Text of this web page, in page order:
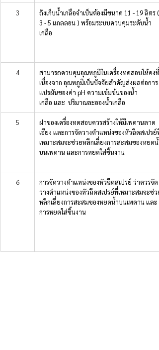
3
ถังเก็บน้ำเกลือจำเป็นต้องมีขนาด 11 - 19 ลิตร (
3 - 5 แกลลอน ) พร้อมระบบควบคุมระดับน้ำ
เกลือ
4
สามารถควบคุมอุณหภูมิในเครื่องทดสอบให้คงที่
เนื่องจาก อุณหภูมิเป็นปัจจัยสำคัญส่งผลต่อการ
แปรผันของค่า pH ความเข้มข้นของน้ำ
เกลือ และ  ปริมาณละอองน้ำเกลือ
5
ฝาของเครื่องทดสอบควรสร้างให้มีเพดานลาด
เอียง และการจัดวางตำแหน่งของหัวฉีดสเปรย์ที่
เหมาะสมจะช่วยหลีกเลี่ยงการสะสมของหยดน้ำ
บนเพดาน และการหยดใส่ชิ้นงาน
6
การจัดวางตำแหน่งของหัวฉีดสเปรย์ ว่าควรจัด
วางตำแหน่งของหัวฉีดสเปรย์ที่เหมาะสมจะช่วย
หลีกเลี่ยงการสะสมของหยดน้ำบนเพดาน และ
การหยดใส่ชิ้นงาน